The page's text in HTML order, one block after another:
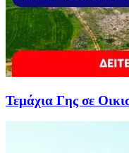
Τεμάχια Γης σε